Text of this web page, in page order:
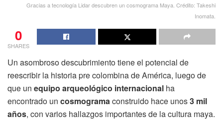
Gracias a tecnología Lidar descubren un cosmograma Maya. Crédito: Takeshi
Inomata.
0
SHARES
Un asombroso descubrimiento tiene el potencial de
reescribir la historia pre colombina de América, luego de
que un equipo arqueológico internacional ha
encontrado un cosmogramaconstruido hace unos3 mil
años, con varios hallazgos importantes de la cultura maya.